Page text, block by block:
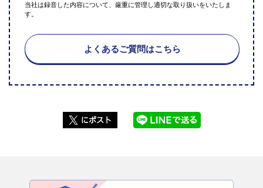
当社は録音した内容について、厳重に管理し適切な取り扱いをいたしま
す。
よくあるご質問はこちら